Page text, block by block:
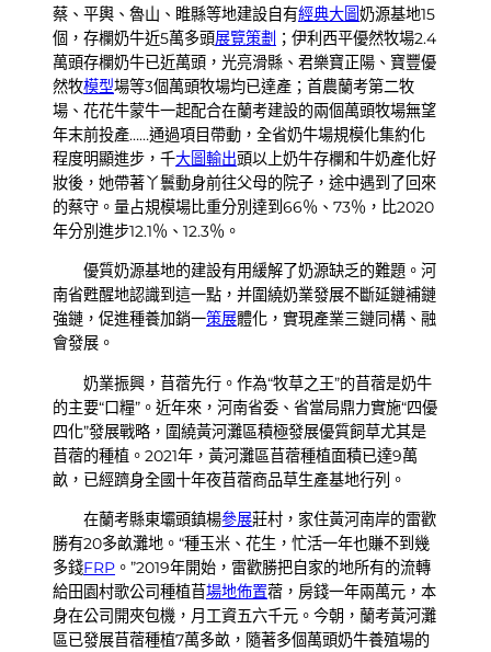
蔡、平輿、魯山、睢縣等地建設自有經典大圖奶源基地15
個，存欄奶牛近5萬多頭展覽策劃 ；伊利西平優然牧場2.4
萬頭存欄奶牛已近萬頭，光亮滑縣、君樂寶正陽、寶豐優
然牧模型場等3個萬頭牧場均已達產；首農蘭考第二牧
場、花花牛蒙牛一起配合在蘭考建設的兩個萬頭牧場無望
年末前投產……通過項目帶動，全省奶牛場規模化集約化
程度明顯進步，千大圖輸出頭以上奶牛存欄和牛奶產化好
妝後，她帶著丫鬟動身前往父母的院子，途中遇到了回來
的蔡守。量占規模場比重分別達到66％、73％，比2020
年分別進步12.1％、12.3％。
優質奶源基地的建設有用緩解了奶源缺乏的難題。河
南省甦醒地認識到這一點，并圍繞奶業發展不斷延鏈補鏈
強鏈，促進種養加銷一策展體化，實現產業三鏈同構、融
會發展。
奶業振興，苜蓿先行。作為“牧草之王”的苜蓿是奶牛
的主要“口糧”。近年來，河南省委、省當局鼎力實施“四優
四化”發展戰略，圍繞黃河灘區積極發展優質飼草尤其是
苜蓿的種植。2021年，黃河灘區苜蓿種植面積已達9萬
畝，已經躋身全國十年夜苜蓿商品草生產基地行列。
在蘭考縣東壩頭鎮楊參展莊村，家住黃河南岸的雷歡
勝有20多畝灘地。“種玉米、花生，忙活一年也賺不到幾
多錢FRP 。”2019年開始，雷歡勝把自家的地所有的流轉
給田園村歌公司種植苜場地佈置蓿，房錢一年兩萬元，本
身在公司開夾包機，月工資五六千元。今朝，蘭考黃河灘
區已發展苜蓿種植7萬多畝，隨著多個萬頭奶牛養殖場的